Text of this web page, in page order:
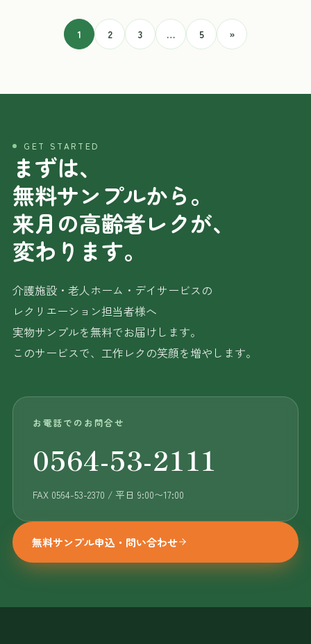
1 2 3 … 5 »
GET STARTED
まずは、
無料サンプルから。
来月の高齢者レクが、
変わります。
介護施設・老人ホーム・デイサービスの
レクリエーション担当者様へ
実物サンプルを無料でお届けします。
このサービスで、工作レクの笑顔を増やします。
お電話でのお問合せ
0564-53-2111
FAX 0564-53-2370 / 平日 9:00〜17:00
無料サンプル申込・問い合わせ